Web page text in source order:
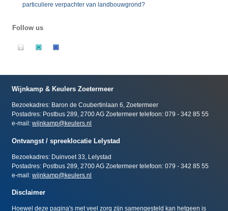
particuliere verpachter van landbouwgrond?
Follow us
Wijnkamp & Keulers Zoetermeer
Bezoekadres: Baron de Coubertinlaan 6, Zoetermeer
Postadres: Postbus 289, 2700 AG Zoetermeer telefoon: 079 - 342 85 55
e-mail:wijnkamp@keulers.nl
Ontvangst / spreeklocatie Lelystad
Bezoekadres: Duinvoet 33, Lelystad
Postadres: Postbus 289, 2700 AG Zoetermeer telefoon: 079 - 342 85 55
e-mail:wijnkamp@keulers.nl
Disclaimer
Hoewel deze pagina's met veel zorg zijn samengesteld kan hetgeen is